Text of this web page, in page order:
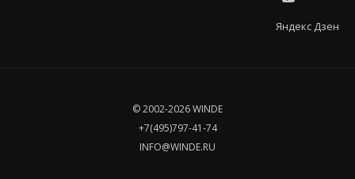
Яндекс Дзен
© 2002-2026 WINDE
+7(495)797-41-74
INFO@WINDE.RU